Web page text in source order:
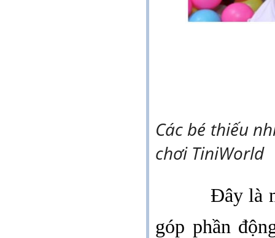
Các bé thiếu
chơi TiniWorld
Đây là
góp phần